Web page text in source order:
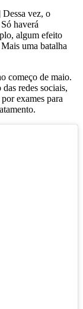
vez, o
haverá
algum efeito
uma batalha
começo de maio.
redes sociais,
exames para